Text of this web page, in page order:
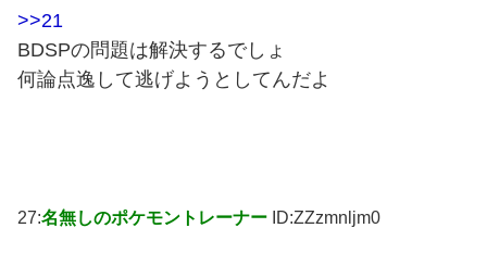
>>21
BDSPの問題は解決するでしょ
何論点逸して逃げようとしてんだよ
27:名無しのポケモントレーナー ID:ZZzmnljm0